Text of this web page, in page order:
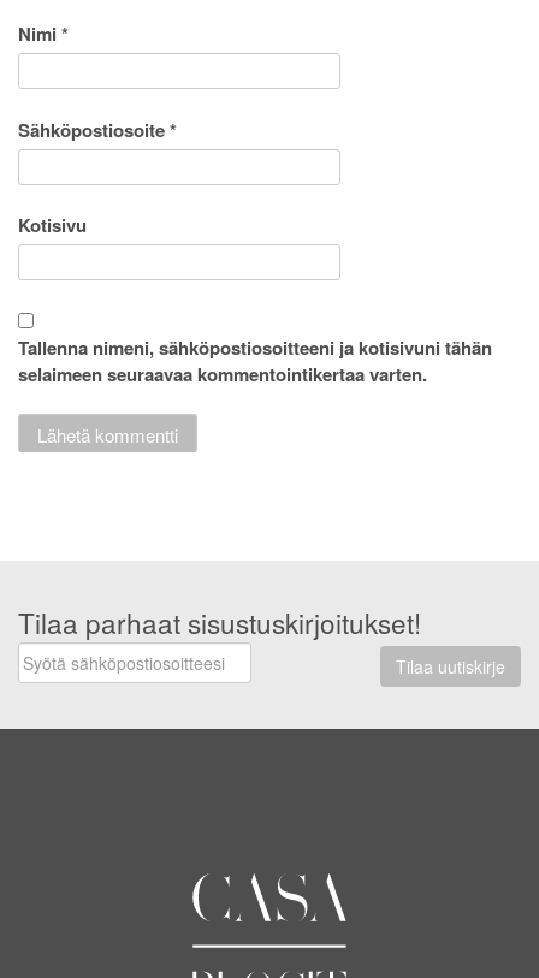
Nimi *
Sähköpostiosoite*
Kotisivu
Tallenna nimeni, sähköpostiosoitteeni ja kotisivuni tähän
selaimeen seuraavaa kommentointikertaa varten.
Tilaa parhaat sisustuskirjoitukset!
Tilaa uutiskirje